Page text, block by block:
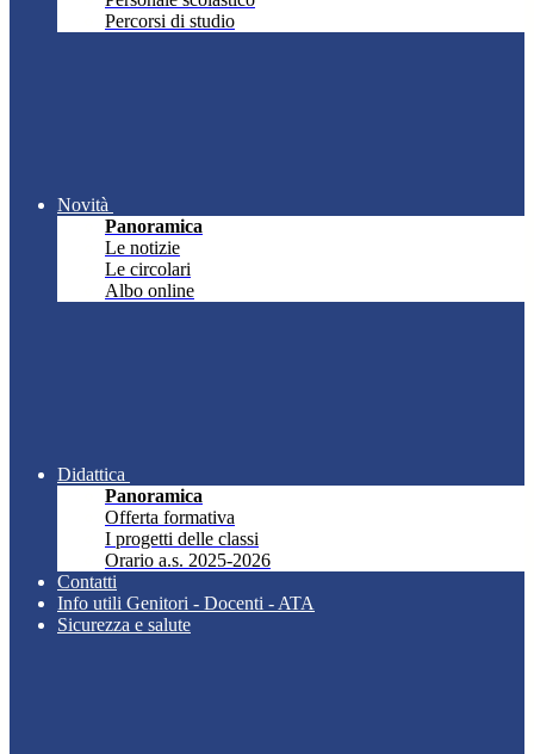
Percorsi di studio
Novità
Panoramica
Le notizie
Le circolari
Albo online
Didattica
Panoramica
Offerta formativa
I progetti delle classi
Orario a.s. 2025-2026
Contatti
Info utili Genitori - Docenti - ATA
Sicurezza e salute